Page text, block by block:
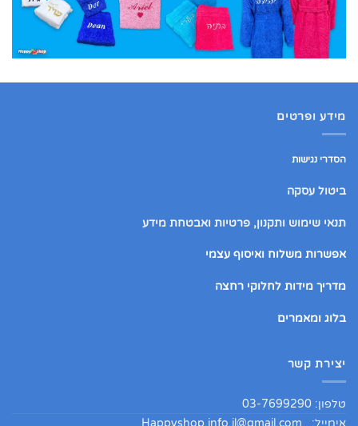
מידע ופרטים
הסדרי נגישות
ביטול עסקה
תנאי שימוש ותקנון, פרטיות ואבטחת מידע
אפשרות משלוח ואיסוף עצמי
מדריך מידות לחלוקי רחצה
בלוג ומאמרים
יצירת קשר
טלפון: 03-7699290
אימייל: Happyshop.info.il@gmail.com